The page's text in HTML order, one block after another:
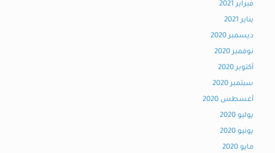
فبراير 2021
يناير 2021
ديسمبر 2020
نوفمبر 2020
أكتوبر 2020
سبتمبر 2020
أغسطس 2020
يوليو 2020
يونيو 2020
مايو 2020